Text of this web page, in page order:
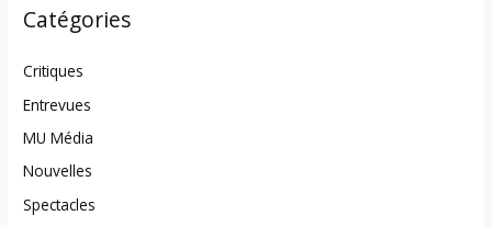
Catégories
Critiques
Entrevues
MU Média
Nouvelles
Spectacles